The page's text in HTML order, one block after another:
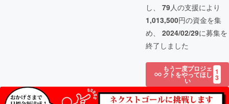
し、 79人の支援により
1,013,500円の資金を集
め、 2024/02/29に募集を
終了しました
もう一度プロジェ
クトをやってほし
い
1
3